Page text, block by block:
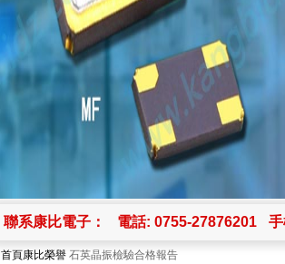
聯系康比電子： 電話: 0755-27876201
首頁康比榮譽 石英晶振檢驗合格報告